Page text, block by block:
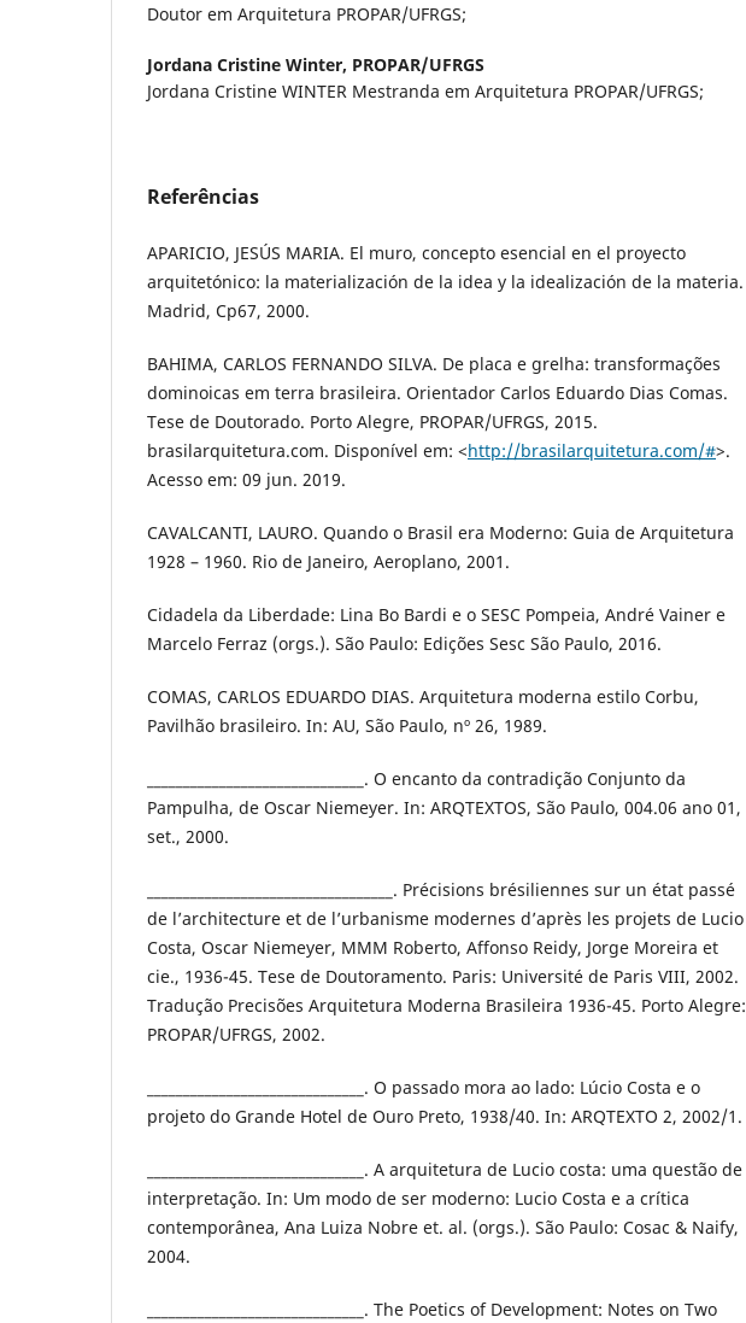
Doutor em Arquitetura PROPAR/UFRGS;
Jordana Cristine Winter, PROPAR/UFRGS
Jordana Cristine WINTER Mestranda em Arquitetura PROPAR/UFRGS;
Referências
APARICIO, JESÚS MARIA. El muro, concepto esencial en el proyecto
arquitetónico: la materialización de la idea y la idealización de la materia.
Madrid, Cp67, 2000.
BAHIMA, CARLOS FERNANDO SILVA. De placa e grelha: transformações
dominoicas em terra brasileira. Orientador Carlos Eduardo Dias Comas.
Tese de Doutorado. Porto Alegre, PROPAR/UFRGS, 2015.
brasilarquitetura.com. Disponível em: <http://brasilarquitetura.com/#>.
Acesso em: 09 jun. 2019.
CAVALCANTI, LAURO. Quando o Brasil era Moderno: Guia de Arquitetura
1928 – 1960. Rio de Janeiro, Aeroplano, 2001.
Cidadela da Liberdade: Lina Bo Bardi e o SESC Pompeia, André Vainer e
Marcelo Ferraz (orgs.). São Paulo: Edições Sesc São Paulo, 2016.
COMAS, CARLOS EDUARDO DIAS. Arquitetura moderna estilo Corbu,
Pavilhão brasileiro. In: AU, São Paulo, nº 26, 1989.
______________________________. O encanto da contradição Conjunto da
Pampulha, de Oscar Niemeyer. In: ARQTEXTOS, São Paulo, 004.06 ano 01,
set., 2000.
__________________________________. Précisions brésiliennes sur un état passé
de l’architecture et de l’urbanisme modernes d’après les projets de Lucio
Costa, Oscar Niemeyer, MMM Roberto, Affonso Reidy, Jorge Moreira et
cie., 1936-45. Tese de Doutoramento. Paris: Université de Paris VIII, 2002.
Tradução Precisões Arquitetura Moderna Brasileira 1936-45. Porto Alegre:
PROPAR/UFRGS, 2002.
______________________________. O passado mora ao lado: Lúcio Costa e o
projeto do Grande Hotel de Ouro Preto, 1938/40. In: ARQTEXTO 2, 2002/1.
______________________________. A arquitetura de Lucio costa: uma questão de
interpretação. In: Um modo de ser moderno: Lucio Costa e a crítica
contemporânea, Ana Luiza Nobre et. al. (orgs.). São Paulo: Cosac & Naify,
2004.
______________________________. The Poetics of Development: Notes on Two